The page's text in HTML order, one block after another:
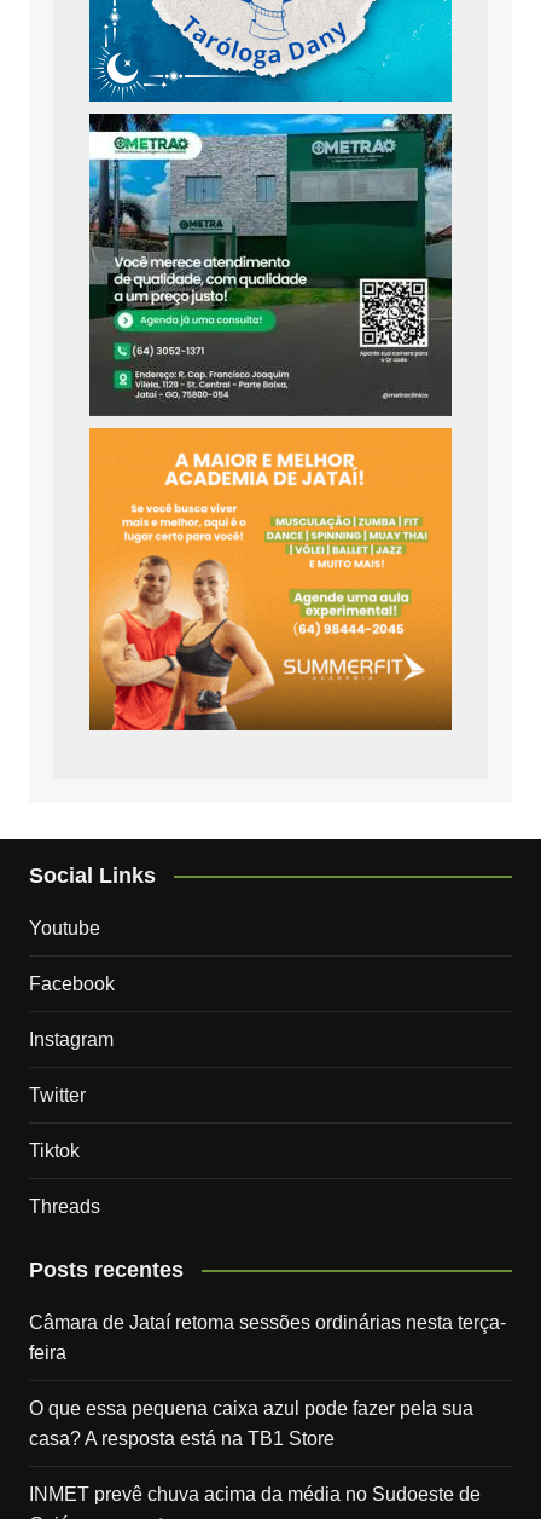
Social Links
Youtube
Facebook
Instagram
Twitter
Tiktok
Threads
Posts recentes
Câmara de Jataí retoma sessões ordinárias nesta terça-
feira
O que essa pequena caixa azul pode fazer pela sua
casa? A resposta está na TB1 Store
INMET prevê chuva acima da média no Sudoeste de